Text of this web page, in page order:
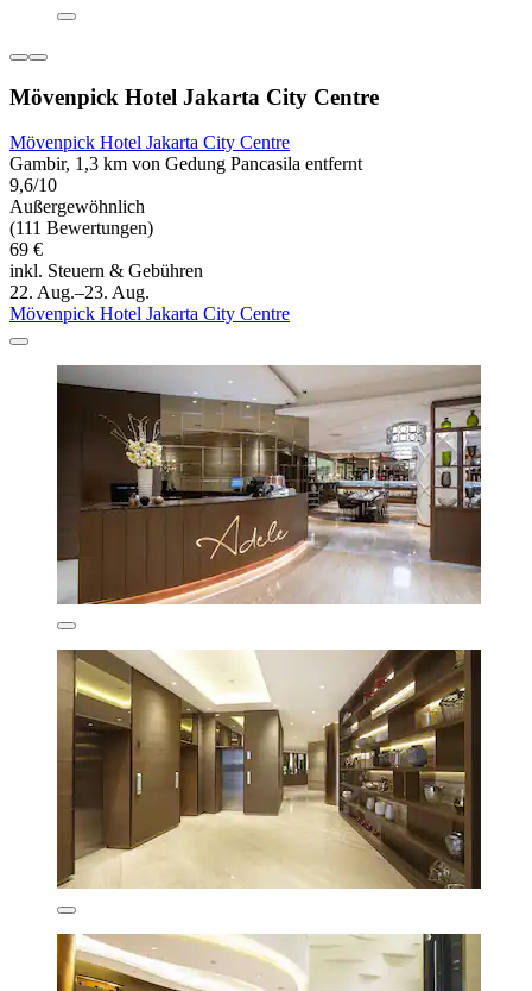
Mövenpick Hotel Jakarta City Centre
Mövenpick Hotel Jakarta City Centre
Gambir, 1,3 km von Gedung Pancasila entfernt
9,6/10
Außergewöhnlich
(111 Bewertungen)
69 €
inkl. Steuern & Gebühren
22. Aug.–23. Aug.
Mövenpick Hotel Jakarta City Centre